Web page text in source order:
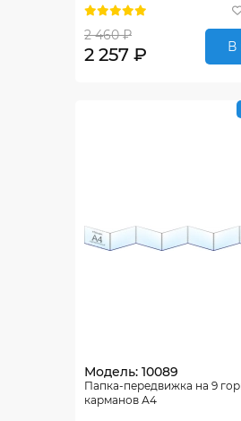
2 460 ₽
2 257 ₽ В
Модель: 10089
Папка-передвижка на 9
карманов А4